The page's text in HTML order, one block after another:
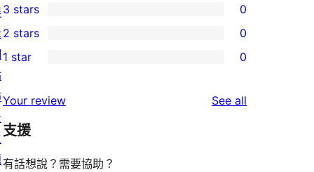
star
review
4-
star
reviews
0
3-
star
3 stars 0
2-
reviews
2 stars 0
star
reviews
1 star 0
Your review See all
支援
有話想說？需要協助？